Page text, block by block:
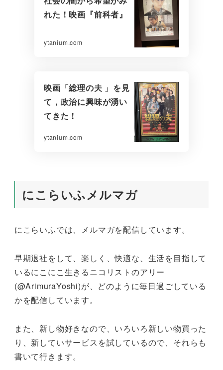
れた！映画『前科者』
ytanium.com
映画「総理の夫 」を見
て，政治に興味が湧い
てきた！
ytanium.com
にこらいふメルマガ
にこらいふでは、メルマガを配信しています。
早期退社をして、楽しく、快適な、生活を目指して
いるにこにこ生きるニコリストのアリー
(@ArimuraYoshi)が、どのように毎日過ごしている
かを配信しています。
また、新し物好きなので、いろいろ新しい物買った
り、新していサービスを試しているので、それらも
書いて行きます。